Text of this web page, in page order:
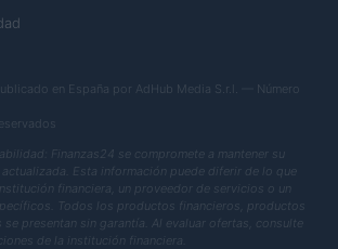
en España por AdHub Media S.r.l. — Número
Finanzas24 se compromete a mantener su
Esta información puede diferir de lo que
financiera, un proveedor de servicios o un
Todos los productos financieros, productos
presentan sin garantía. Al evaluar ofertas, consulte
de la institución financiera.